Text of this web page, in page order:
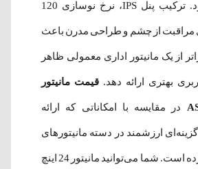
محسوب می‌شود. ترکیب پنل IPS، نرخ نوسازی 120
مراقبت از چشم و طراحی مدرن باعث
از یک مانیتور اداری معمولی ظاهر
بهتری ارائه دهد. قیمت مانیتور
در مقایسه با امکاناتی که ارائه
ارزشمند در دسته مانیتورهای
میان‌رده تبدیل کرده است. شما می‌توانید مانیتور 24 اینچ